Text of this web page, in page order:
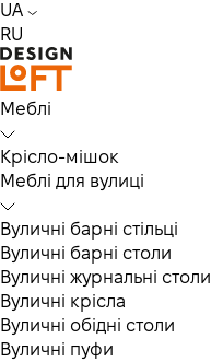
UA
RU
Меблі
Крісло-мішок
Меблі для вулиці
Вуличні барні стільці
Вуличні барні столи
Вуличні журнальні столи
Вуличні крісла
Вуличні обідні столи
Вуличні пуфи